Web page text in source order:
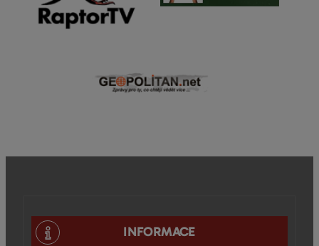
INFORMACE